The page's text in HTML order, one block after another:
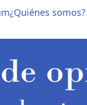
¿Quiénes somos?